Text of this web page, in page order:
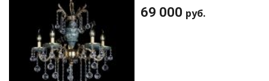
69 000 руб.